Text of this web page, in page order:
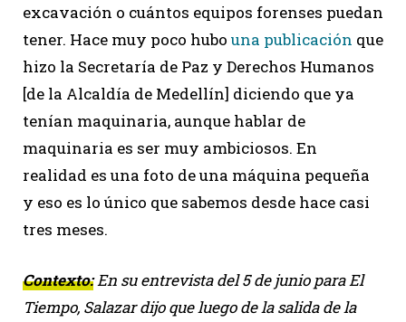
excavación o cuántos equipos forenses puedan
tener. Hace muy poco hubo una publicación que
hizo la Secretaría de Paz y Derechos Humanos
[de la Alcaldía de Medellín] diciendo que ya
tenían maquinaria, aunque hablar de
maquinaria es ser muy ambiciosos. En
realidad es una foto de una máquina pequeña
y eso es lo único que sabemos desde hace casi
tres meses.
Contexto:En su entrevista del 5 de junio para El
Tiempo, Salazar dijo que luego de la salida de la